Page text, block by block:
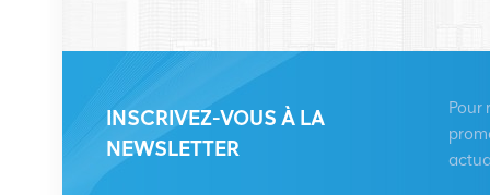
HUAWEI UBBPg1a
03050BYF pour bande
3900
INSCRIVEZ-VOUS À LA
NEWSLETTER
Pour